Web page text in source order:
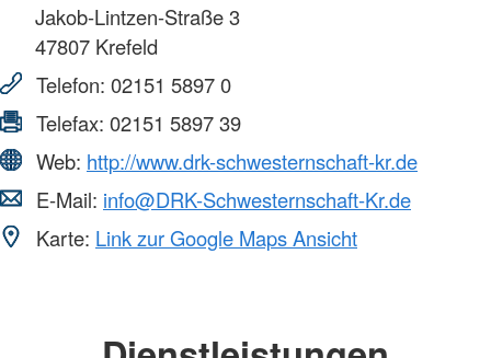
Jakob-Lintzen-Straße 3
47807 Krefeld
Telefon: 02151 5897 0
Telefax: 02151 5897 39
Web: http://www.drk-schwesternschaft-kr.de
E-Mail: info@DRK-Schwesternschaft-Kr.de
Karte: Link zur Google Maps Ansicht